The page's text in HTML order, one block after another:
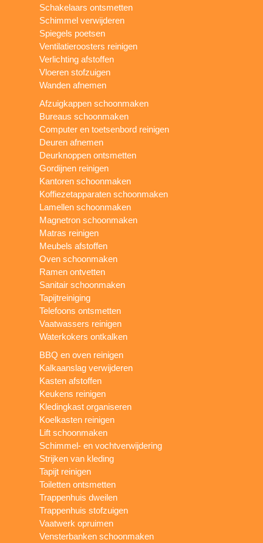
Schakelaars ontsmetten
Schimmel verwijderen
Spiegels poetsen
Ventilatieroosters reinigen
Verlichting afstoffen
Vloeren stofzuigen
Wanden afnemen
Afzuigkappen schoonmaken
Bureaus schoonmaken
Computer en toetsenbord reinigen
Deuren afnemen
Deurknoppen ontsmetten
Gordijnen reinigen
Kantoren schoonmaken
Koffiezetapparaten schoonmaken
Lamellen schoonmaken
Magnetron schoonmaken
Matras reinigen
Meubels afstoffen
Oven schoonmaken
Ramen ontvetten
Sanitair schoonmaken
Tapijtreiniging
Telefoons ontsmetten
Vaatwassers reinigen
Waterkokers ontkalken
BBQ en oven reinigen
Kalkaanslag verwijderen
Kasten afstoffen
Keukens reinigen
Kledingkast organiseren
Koelkasten reinigen
Lift schoonmaken
Schimmel- en vochtverwijdering
Strijken van kleding
Tapijt reinigen
Toiletten ontsmetten
Trappenhuis dweilen
Trappenhuis stofzuigen
Vaatwerk opruimen
Vensterbanken schoonmaken